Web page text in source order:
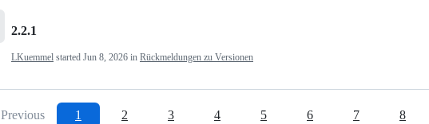
2.2.1
LKuemmel started Jun 8, 2026 in Rückmeldungen zu Versionen
Previous 1 2 3 4 5 6 7 8